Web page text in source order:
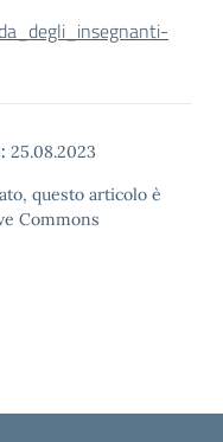
25.08.2023
questo articolo è
Commons